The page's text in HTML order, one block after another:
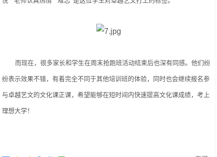
而现在，很多家长和学生在周末抢跑班活动结束后也深有同感。他们纷
纷表示效果不错，有着完全不同于其他培训班的体验，同时也会继续报名参
与卓越艺文的文化课正课，希望能够在短时间内快速提高文化课成绩，考上
理想大学！